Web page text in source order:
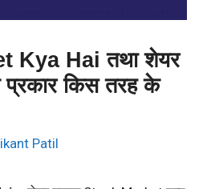
Kya Hai तथा शेयर
किस तरह के
Patil